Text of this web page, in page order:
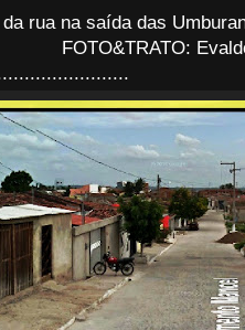
rua na saída das
FOTO&TRATO: